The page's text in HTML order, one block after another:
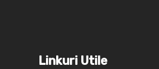
Linkuri Utile